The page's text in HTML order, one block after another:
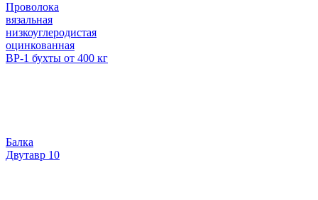
Проволока
вязальная
низкоуглеродистая
оцинкованная
ВР-1 бухты от 400 кг
Балка
Двутавр 10